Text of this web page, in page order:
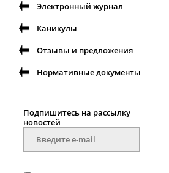
Электронный журнал
Каникулы
Отзывы и предложения
Нормативные документы
Подпишитесь на рассылку
новостей